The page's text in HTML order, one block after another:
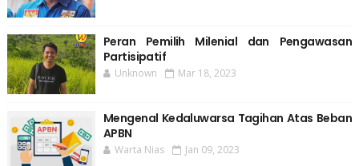
Peran Pemilih Milenial dan Pengawasan
Partisipatif
Unknown Mar 18, 2023
Mengenal Kedaluwarsa Tagihan Atas Beban
APBN
Warta Nias Jan 09, 2023